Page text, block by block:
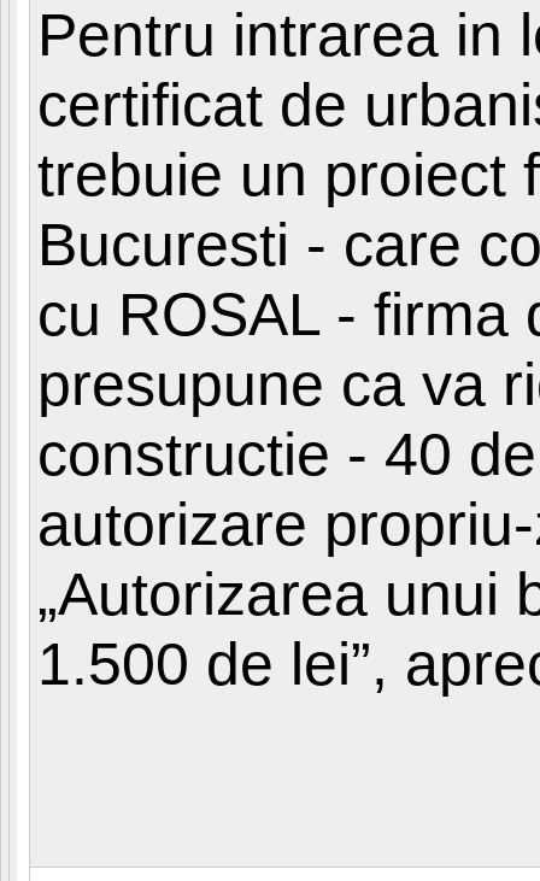
Pentru intrarea in
certificat de
trebuie un proiect
Bucuresti - care
cu ROSAL - firma
presupune ca va
constructie - 40
autorizare
„Autorizarea unui
1.500 de lei”,